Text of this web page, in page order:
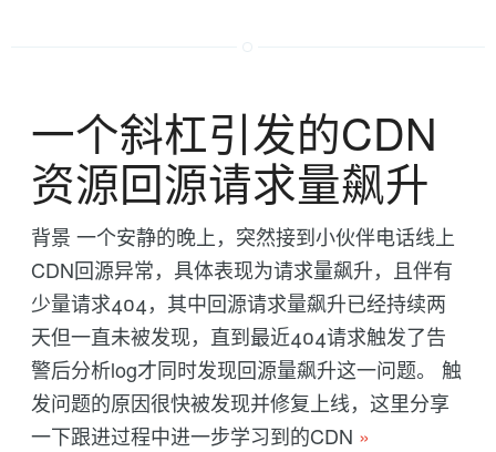
一个斜杠引发的CDN
资源回源请求量飙升
背景 一个安静的晚上，突然接到小伙伴电话线上
CDN回源异常，具体表现为请求量飙升，且伴有
少量请求404，其中回源请求量飙升已经持续两
天但一直未被发现，直到最近404请求触发了告
警后分析log才同时发现回源量飙升这一问题。 触
发问题的原因很快被发现并修复上线，这里分享
一下跟进过程中进一步学习到的CDN »